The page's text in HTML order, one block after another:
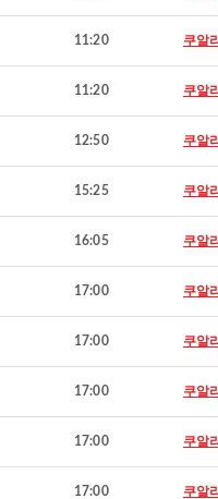
11:20 쿠알
11:20 쿠알
12:50 쿠알
15:25 쿠알
16:05 쿠알
17:00 쿠알
17:00 쿠알
17:00 쿠알
17:00 쿠알
17:00 쿠알